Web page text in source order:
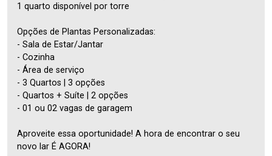
1 quarto disponível por torre
Opções de Plantas Personalizadas:
- Sala de Estar/Jantar
- Cozinha
- Área de serviço
- 3 Quartos | 3 opções
- Quartos + Suíte | 2 opções
- 01 ou 02 vagas de garagem
Aproveite essa oportunidade! A hora de encontrar o seu
novo lar É AGORA!